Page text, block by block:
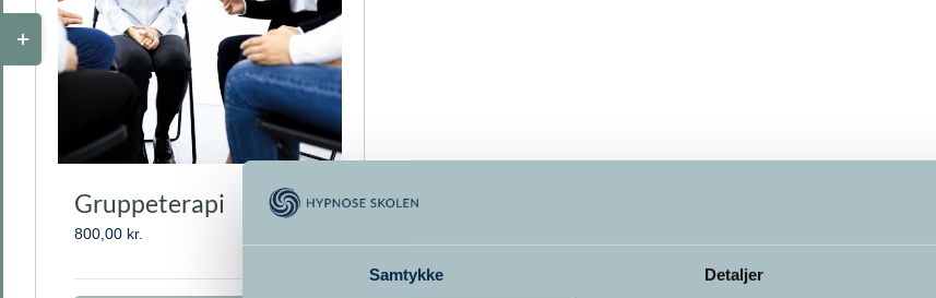
Samtykke Detaljer
Gruppeterapi
800,00 kr.